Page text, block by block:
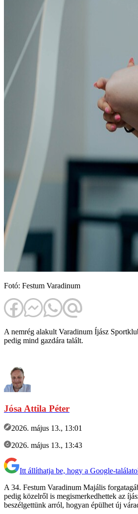
Fotó: Festum Varadinum
A nemrég alakult Varadinum Íjász
pedig mind gazdára talált.
Jósa Attila Péter
2026. május 13., 13:01
2026. május 13., 13:43
Itt állíthatja be, hogy a Google-
A 34. Festum Varadinum Majális
pedig közelről is megismerkedhettek az
beszélgettünk arról, hogyan épülhet új